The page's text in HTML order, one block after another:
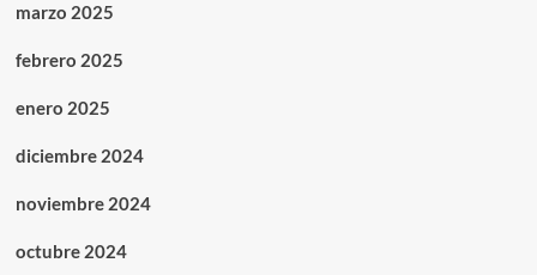
marzo 2025
febrero 2025
enero 2025
diciembre 2024
noviembre 2024
octubre 2024